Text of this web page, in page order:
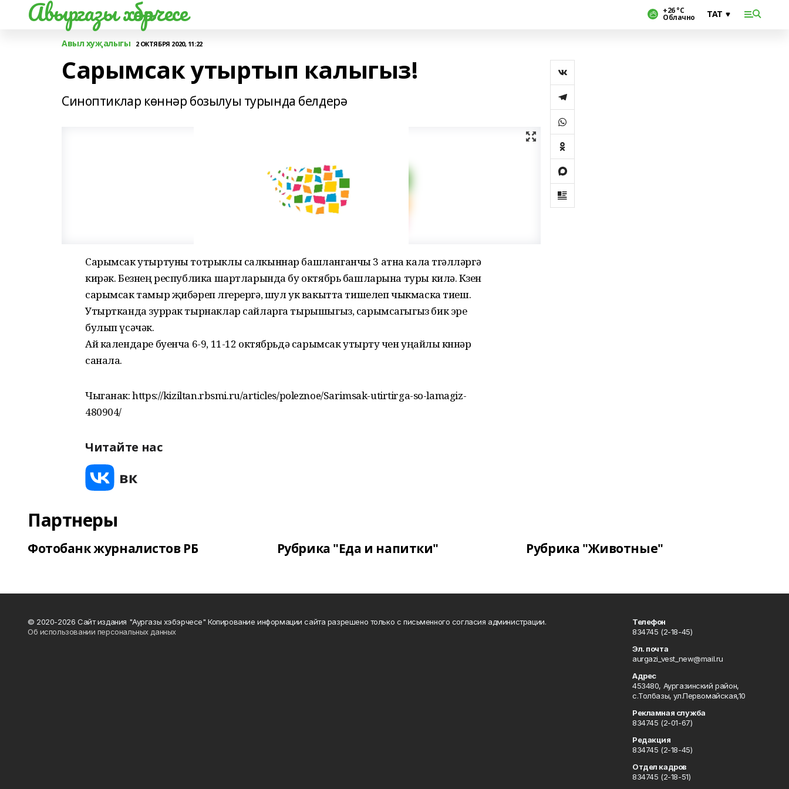
Авыргазы хәбәрчесе +26 °С
Облачно
Авыл хуҗалыгы 2 ОКТЯБРЯ 2020, 11:22
Сарымсак утыртып калыгыз!
Синоптиклар көннәр бозылуы турында белдерә
Сарымсак утыртуны тотрыклы салкыннар башланганчы 3 атна кала төгәлләргә
кирәк. Безнең республика шартларында бу октябрь башларына туры килә. Көзен
сарымсак тамыр җибәреп өлгерергә, шул ук вакытта тишелеп чыкмаска тиеш.
Утыртканда зуррак тырнаклар сайларга тырышыгыз, сарымсагыгыз бик эре
булып үсәчәк.
Ай календаре буенча 6-9, 11-12 октябрьдә сарымсак утырту өчен уңайлы көннәр
санала.
Чыганак: https://kiziltan.rbsmi.ru/articles/poleznoe/Sarimsak-utirtirga-so-lamagiz-
480904/
Читайте нас
Партнеры
Фотобанк журналистов РБ Рубрика "Еда и напитки" Рубрика "Животные"
© 2020-2026 Сайт издания "Аургазы хэбэрчесе" Копирование информации сайта разрешено только с письменного согласия администрации.
Об использовании персональных данных
Телефон
834745 (2-18-45)
Эл. почта
aurgazi_vest_new@mail.ru
Адрес
453480, Аургазинский район,
с.Толбазы, ул.Первомайская,10
Рекламная служба
834745 (2-01-67)
Редакция
834745 (2-18-45)
Отдел кадров
834745 (2-18-51)